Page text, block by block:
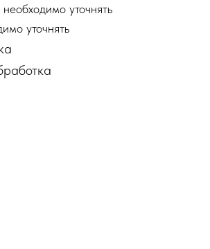
уточнять
уточнять